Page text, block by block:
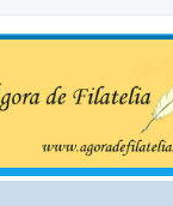
lo que se tercie. Ágora